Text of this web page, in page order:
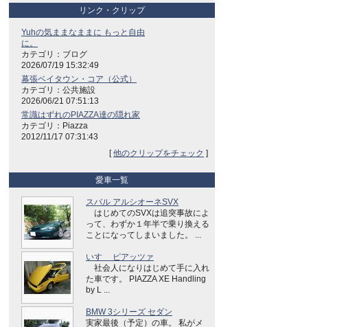
リンク・クリップ
Yuhの気ままなままに もっと自由
に。
カテゴリ：ブログ
2026/07/19 15:32:49
幕張ベイタウン・コア（公式）
カテゴリ：公共施設
2026/06/21 07:51:13
常識はずれのPIAZZA達の隠れ家
カテゴリ：Piazza
2012/11/17 07:31:43
[他のクリップをチェック ]
愛車一覧
スバル アルシオーネSVX
はじめてのSVXは追突事故によ
って、わずか１年半で乗り換える
ことになってしまいました。 ...
いすゞ ピアッツァ
社会人になりはじめて手に入れ
た車です。 PIAZZA XE Handling
by L ...
BMW 3シリーズ セダン
実家最後（予定）の車。 私がメ